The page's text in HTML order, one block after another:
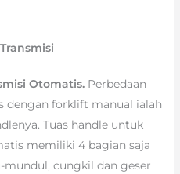
Otomatis. Perbedaan
forklift manual ialah
Tuas handle untuk
memiliki 4 bagian saja
cungkil dan geser